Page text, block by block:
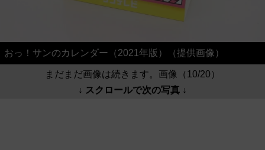
おっ！サンのカレンダー（2021年版）（提供画像）
まだまだ画像は続きます。画像（10/20）
↓ スクロールで次の写真 ↓